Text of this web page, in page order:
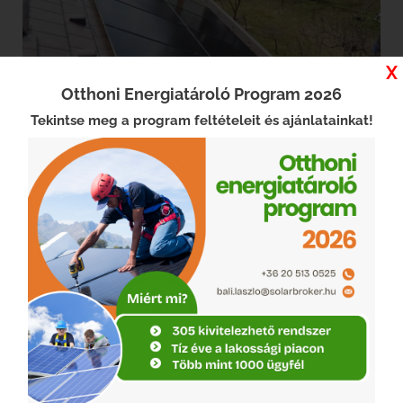
Szigetszentmiklós
tovább
X
Otthoni Energiatároló Program 2026
Tekintse meg a program feltételeit és ajánlatainkat!